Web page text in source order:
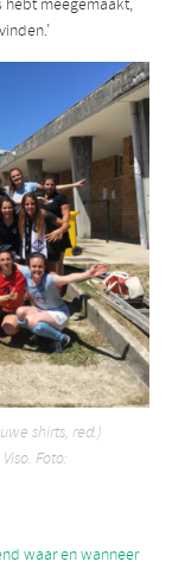
hebt meegemaakt,
shirts, red.)
Foto:
waar en wanneer